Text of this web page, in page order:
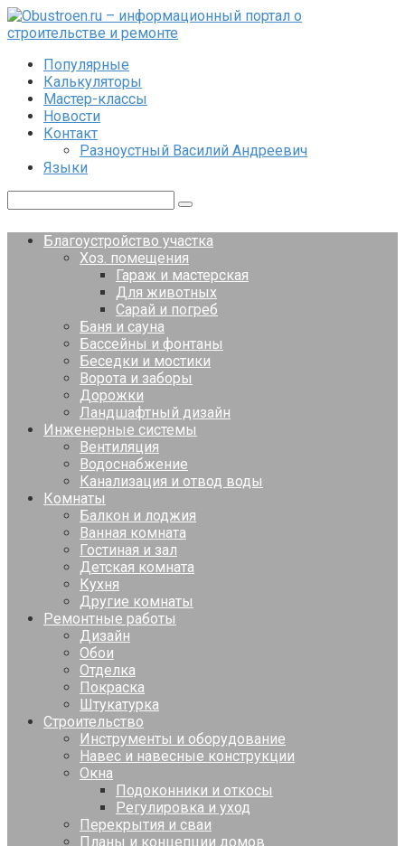
Перейти
к
Популярные
Калькуляторы
Мастер-классы
Новости
Контакт
Разноустный Василий Андреевич
Языки
Благоустройство участка
Хоз. помещения
Гараж и мастерская
Для животных
Сарай и погреб
Баня и сауна
Бассейны и фонтаны
Беседки и мостики
Ворота и заборы
Дорожки
Ландшафтный дизайн
Инженерные системы
Вентиляция
Водоснабжение
Канализация и отвод воды
Комнаты
Балкон и лоджия
Ванная комната
Гостиная и зал
Детская комната
Кухня
Другие комнаты
Ремонтные работы
Дизайн
Обои
Отделка
Покраска
Штукатурка
Строительство
Инструменты и оборудование
Навес и навесные конструкции
Окна
Подоконники и откосы
Регулировка и уход
Перекрытия и сваи
Планы и концепции домов